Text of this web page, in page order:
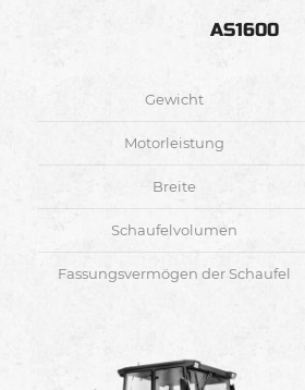
AS1600
Gewicht
Motorleistung
Breite
Schaufelvolumen
Fassungsvermögen der Schaufel